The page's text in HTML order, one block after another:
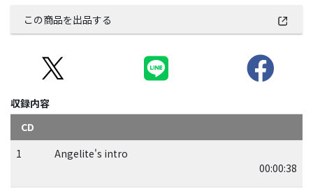
この商品を出品する
収録内容
CD
1
Angelite's intro
00:00:38